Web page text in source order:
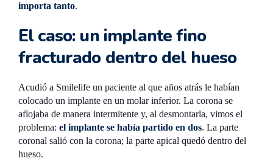
importa tanto.
El caso: un implante fino
fracturado dentro del hueso
Acudió a Smilelife un paciente al que años atrás le habían
colocado un implante en un molar inferior. La corona se
aflojaba de manera intermitente y, al desmontarla, vimos el
problema: el implante se había partido en dos. La parte
coronal salió con la corona; la parte apical quedó dentro del
hueso.